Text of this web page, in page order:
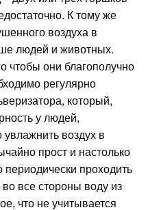
К тому же
воздуха в
людей и животных.
чтобы они благополучно
регулярно
который,
у людей,
воздух в
прост и настолько
проходить
все стороны воду из
что не учитывается